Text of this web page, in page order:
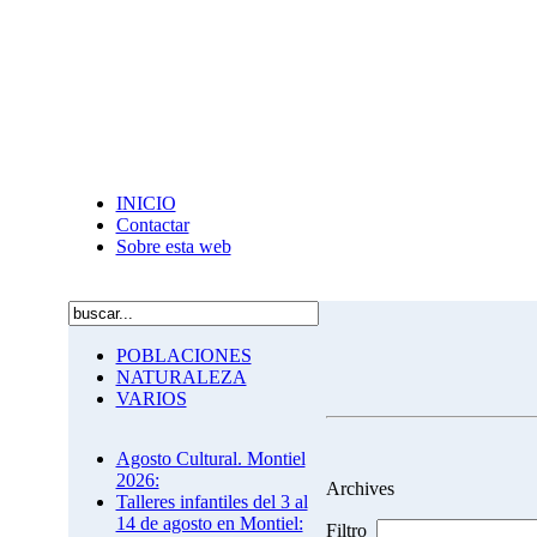
INICIO
Contactar
Sobre esta web
POBLACIONES
NATURALEZA
VARIOS
Agosto Cultural. Montiel
2026:
Talleres infantiles del 3 al
14 de agosto en Montiel:
Archives
Filtro